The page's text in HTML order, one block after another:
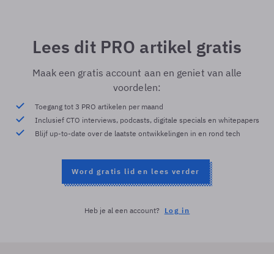
Lees dit PRO artikel gratis
Maak een gratis account aan en geniet van alle
voordelen:
Toegang tot 3 PRO artikelen per maand
Inclusief CTO interviews, podcasts, digitale specials en whitepapers
Blijf up-to-date over de laatste ontwikkelingen in en rond tech
Word gratis lid en lees verder
Heb je al een account? Log in